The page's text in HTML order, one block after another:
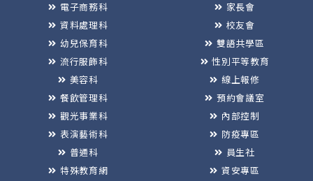
電子商務科
資料處理科
幼兒保育科
流行服飾科
美容科
餐飲管理科
觀光事業科
表演藝術科
普通科
特殊教育網
家長會
校友會
雙語共學區
性別平等教育
線上報修
預約會議室
內部控制
防疫專區
員生社
資安專區